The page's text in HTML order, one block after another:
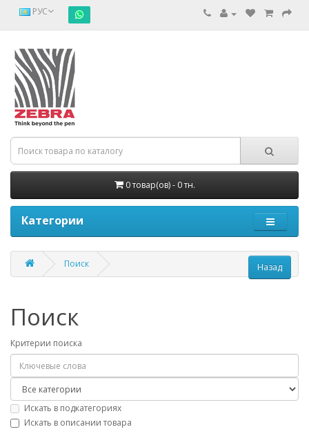
РУС
0 товар(ов) - 0 тн.
Категории
Поиск
Поиск
Критерии поиска
Искать в подкатегориях
Искать в описании товара